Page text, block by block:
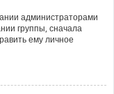
администраторами
группы, сначала
ему личное